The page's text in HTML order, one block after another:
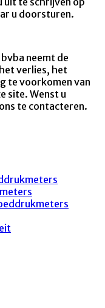
u doorsturen.
neemt de
verlies, het
te voorkomen van
site. Wenst u
te contacteren.